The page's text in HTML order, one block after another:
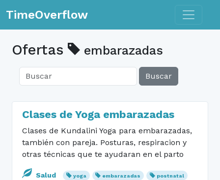
TimeOverflow Toggle
Ofertas embarazadas
Buscar
Clases de Yoga embarazadas
Clases de Kundalini Yoga para embarazadas,
también con pareja. Posturas, respiracion y
otras técnicas que te ayudaran en el parto
Salud yoga embarazadas postnatal